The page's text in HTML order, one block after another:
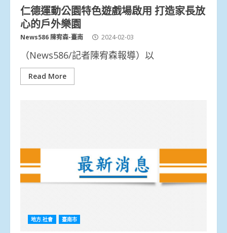
仁德運動公園特色遊戲場啟用 打造家長放
心的戶外樂園
News586 陳宥森-臺南 2024-02-03
（News586/記者陳宥森報導）以
Read More
地方.社會 臺南市